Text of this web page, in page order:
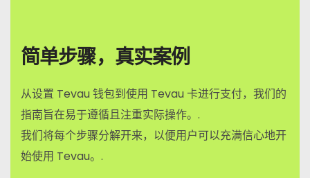
简单步骤，真实案例
从设置 Tevau 钱包到使用 Tevau 卡进行支付，我们的
指南旨在易于遵循且注重实际操作。.
我们将每个步骤分解开来，以便用户可以充满信心地开
始使用 Tevau。.